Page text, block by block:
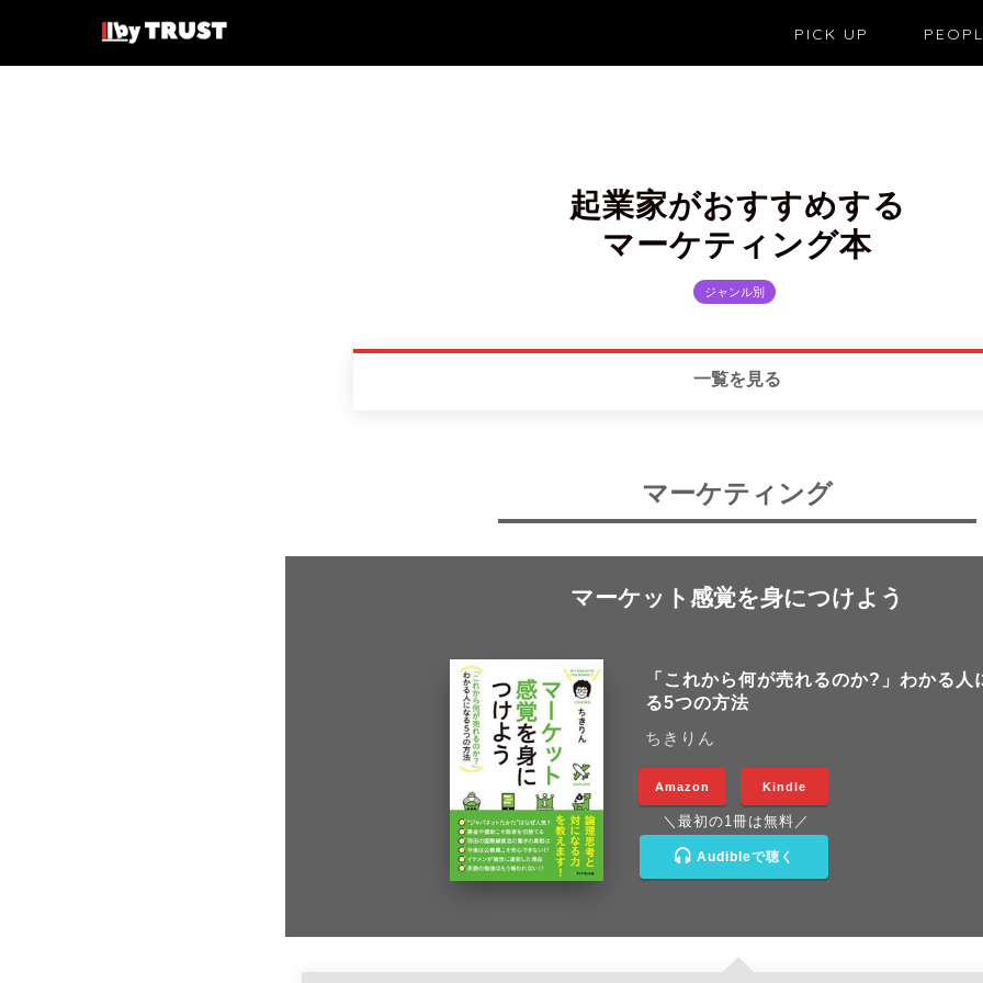
PICK UP
起業家がおすすめする
マーケティング本
ジャンル別
一覧を見る
マーケティング
マーケット感覚を身につけよう
「これから何が売れるのか?」わかる人
る5つの方法
ちきりん
Amazon Kindle
＼最初の1冊は無料／
Audibleで聴く